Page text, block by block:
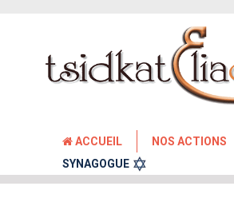
ACCUEIL NOS ACTIONS
SYNAGOGUE